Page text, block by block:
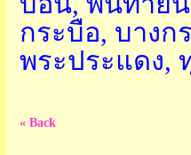
กระบือ, บาง
พระประแดง,
« Back